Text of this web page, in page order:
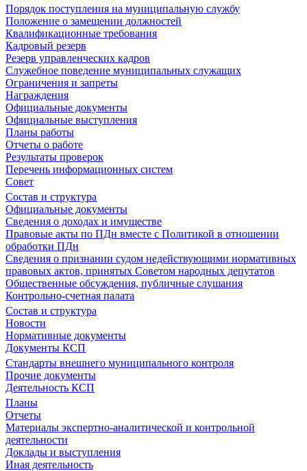
Порядок поступления на муниципальную службу
Положение о замещении должностей
Квалификационные требования
Кадровый резерв
Резерв управленческих кадров
Служебное поведение муниципальных служащих
Ограничения и запреты
Награждения
Официальные документы
Официальные выступления
Планы работы
Отчеты о работе
Результаты проверок
Перечень информационных систем
Совет
Состав и структура
Официальные документы
Сведения о доходах и имуществе
Правовые акты по ПДн вместе с Политикой в отношении
обработки ПДн
Сведения о признании судом недействующими нормативных
правовых актов, принятых Советом народных депутатов
Общественные обсуждения, публичные слушания
Контрольно-счетная палата
Состав и структура
Новости
Нормативные документы
Документы КСП
Стандарты внешнего муниципального контроля
Прочие документы
Деятельность КСП
Планы
Отчеты
Материалы экспертно-аналитической и контрольной
деятельности
Доклады и выступления
Иная деятельность